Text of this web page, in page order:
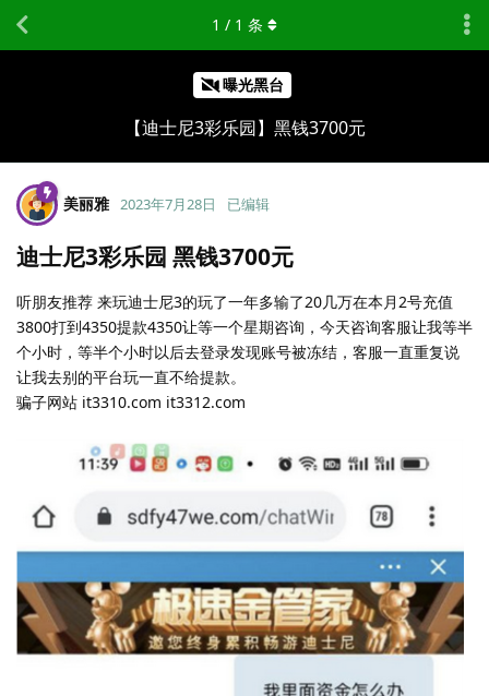
曝光黑台
【迪士尼3彩乐园】黑钱3700元
1 / 1 条
美丽雅 2023年7月28日 已编辑
迪士尼3彩乐园 黑钱3700元
听朋友推荐 来玩迪士尼3的玩了一年多输了20几万在本月2号充值
3800打到4350提款4350让等一个星期咨询，今天咨询客服让我等半
个小时，等半个小时以后去登录发现账号被冻结，客服一直重复说
让我去别的平台玩一直不给提款。
骗子网站 it3310.com it3312.com